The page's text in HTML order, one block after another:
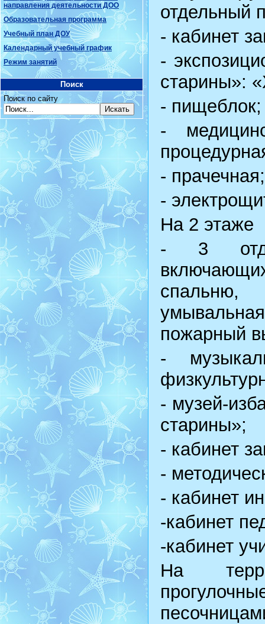
направления деятельности ДОО
Образовательная программа
Учебный план ДОУ
Календарный учебный график
Режим занятий
Поиск
Поиск по сайту
отдельный
- кабинет
-
старины»:
- пищеблок;
-
- прачечная;
-
На 2 этаже
- 3
спальню,
пожарный
-
- музей-
старины»;
- кабинет
-
- кабинет
-кабинет
-кабинет
На